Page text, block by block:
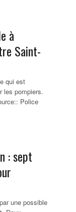
à
Saint-
qui est
les pompiers.
Police
: sept
une possible